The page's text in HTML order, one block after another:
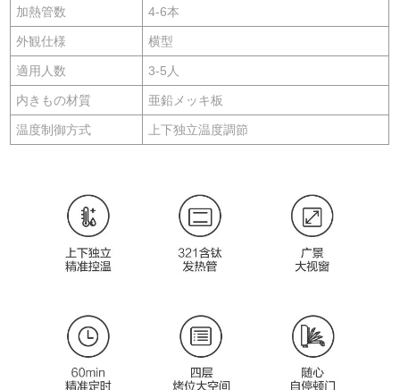
加熱管数 4-6本
外観仕様 横型
適用人数 3-5人
内きもの材質 亜鉛メッキ板
温度制御方式 上下独立温度調節